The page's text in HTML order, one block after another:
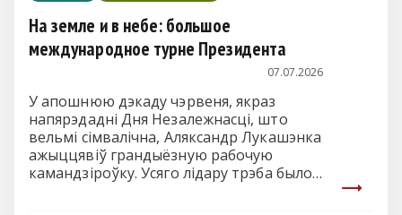
На земле и в небе: большое
международное турне Президента
07.07.2026
У апошнюю дэкаду чэрвеня, якраз
напярэдадні Дня Незалежнасці, што
вельмі сімвалічна, Аляксандр Лукашэнка
ажыццявіў грандыёзную рабочую
камандзіроўку. Усяго лідару трэба было